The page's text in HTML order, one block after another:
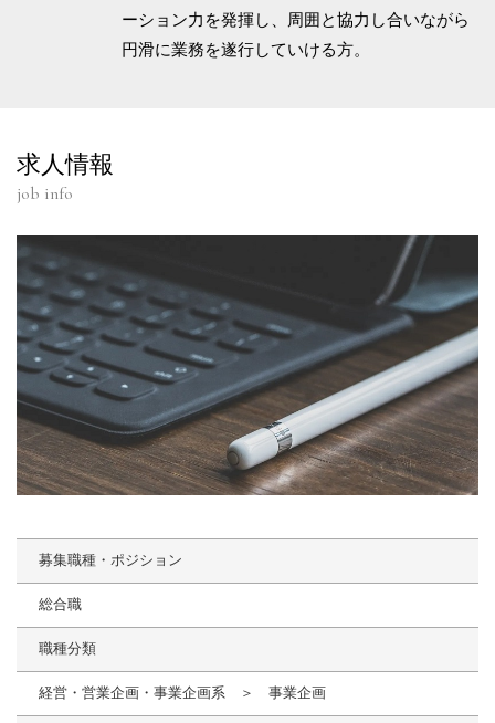
ーション力を発揮し、周囲と協力し合いながら
円滑に業務を遂行していける方。
求人情報
job info
募集職種・ポジション
総合職
職種分類
経営・営業企画・事業企画系 ＞ 事業企画